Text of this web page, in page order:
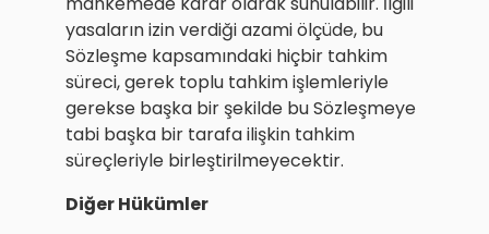
yasaların izin verdiği azami ölçüde, bu
Sözleşme kapsamındaki hiçbir tahkim
süreci, gerek toplu tahkim işlemleriyle
gerekse başka bir şekilde bu Sözleşmeye
tabi başka bir tarafa ilişkin tahkim
süreçleriyle birleştirilmeyecektir.
Diğer Hükümler